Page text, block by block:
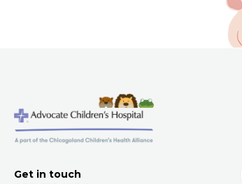
Get in touch